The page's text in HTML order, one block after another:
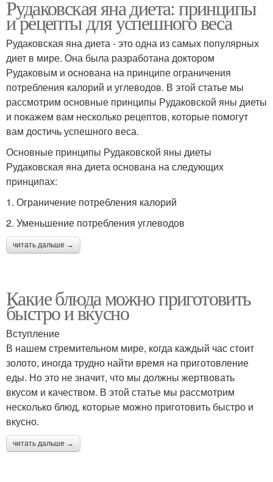
Рудаковская яна диета: принципы
и рецепты для успешного веса
Рудаковская яна диета - это одна из самых популярных
диет в мире. Она была разработана доктором
Рудаковым и основана на принципе ограничения
потребления калорий и углеводов. В этой статье мы
рассмотрим основные принципы Рудаковской яны диеты
и покажем вам несколько рецептов, которые помогут
вам достичь успешного веса.
Основные принципы Рудаковской яны диеты
Рудаковская яна диета основана на следующих
принципах:
1. Ограничение потребления калорий
2. Уменьшение потребления углеводов
читать дальше →
Какие блюда можно приготовить
быстро и вкусно
Вступление
В нашем стремительном мире, когда каждый час стоит
золото, иногда трудно найти время на приготовление
еды. Но это не значит, что мы должны жертвовать
вкусом и качеством. В этой статье мы рассмотрим
несколько блюд, которые можно приготовить быстро и
вкусно.
читать дальше →